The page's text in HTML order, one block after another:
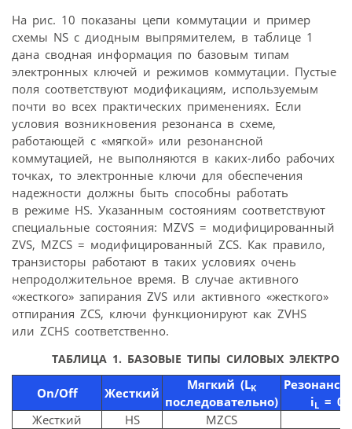
На рис. 10 показаны цепи коммутации и пример
схемы NS с диодным выпрямителем, в таблице 1
дана сводная информация по базовым типам
электронных ключей и режимов коммутации. Пустые
поля соответствуют модификациям, используемым
почти во всех практических применениях. Если
условия возникновения резонанса в схеме,
работающей с «мягкой» или резонансной
коммутацией, не выполняются в каких-либо рабочих
точках, то электронные ключи для обеспечения
надежности должны быть способны работать
в режиме HS. Указанным состояниям соответствуют
специальные состояния: MZVS = модифицированный
ZVS, MZСS = модифицированный ZСS. Как правило,
транзисторы работают в таких условиях очень
непродолжительное время. В случае активного
«жесткого» запирания ZVS или активного «жесткого»
отпирания ZСS, ключи функционируют как ZVHS
или ZCHS соответственно.
ТАБЛИЦА 1. БАЗОВЫЕ ТИПЫ СИЛОВЫХ
On/Off Жесткий
Мягкий (LK
последовательно)
iL = 0
Жесткий
HS
MZCS